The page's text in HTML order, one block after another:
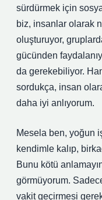
sürdürmek için
biz, insanlar olarak
oluşturuyor,
gücünden
da gerekebiliyor.
sordukça, insan
daha iyi anlıyorum.
Mesela ben, yoğun
kendimle kalıp,
Bunu kötü
görmüyorum.
vakit geçirmesi